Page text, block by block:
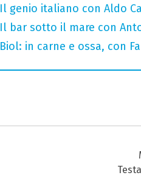
Il genio italiano con Aldo
Il bar sotto il mare con
Biol: in carne e ossa, con